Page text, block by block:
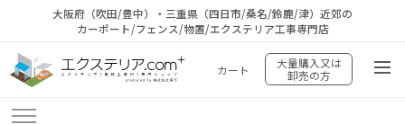
大阪府（吹田/豊中）・三重県（四日市/桑名/鈴鹿/津）近郊の
カーポート/フェンス/物置/エクステリア工事専門店
カート
大量購入又は
卸売の方